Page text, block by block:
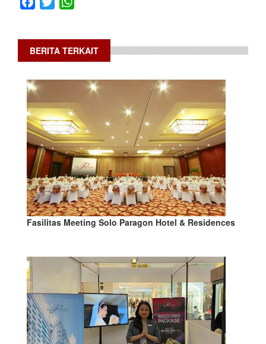
BERITA TERKAIT
Fasilitas Meeting Solo Paragon Hotel & Residences